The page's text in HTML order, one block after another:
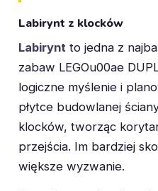
Labirynt z klocków
Labirynt to jedna z
zabaw LEGOu00ae
logiczne myślenie i
płytce budowlanej
klocków, tworząc
przejścia. Im bardziej
większe wyzwanie.